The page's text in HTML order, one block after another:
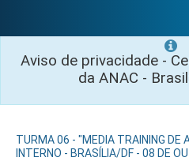
Aviso de privacidade -
da ANAC -
TURMA 06 - "MEDIA TRAINING DE
INTERNO - BRASÍLIA/DF - 08 DE